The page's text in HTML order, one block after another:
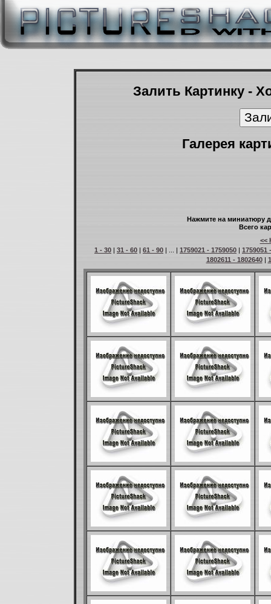
Залить Картинку -
Галерея
Нажмите на миниатюру
Всего
<<
1 - 30 | 31 - 60 | 61 - 90 | ... | 1759021 - 1759050 | 1759051
1802611 - 1802640|